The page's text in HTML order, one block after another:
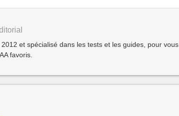
et spécialisé dans les tests et les guides, pour vous
favoris.